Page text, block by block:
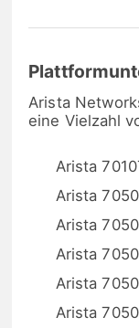
Arista
eine Vielzahl
Arista
Arista
Arista
Arista
Arista
Arista